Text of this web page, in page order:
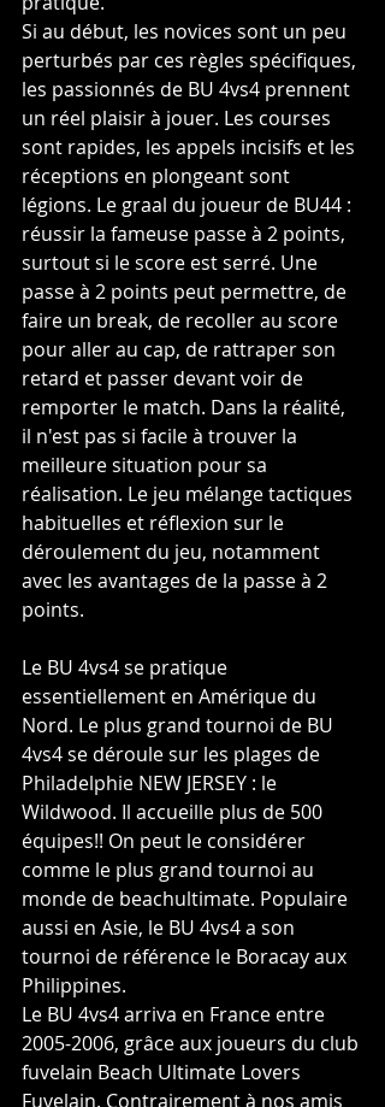
Si au début, les novices sont un peu
perturbés par ces règles spécifiques,
les passionnés de BU 4vs4 prennent
un réel plaisir à jouer. Les courses
sont rapides, les appels incisifs et les
réceptions en plongeant sont
légions. Le graal du joueur de BU44 :
réussir la fameuse passe à 2 points,
surtout si le score est serré. Une
passe à 2 points peut permettre, de
faire un break, de recoller au score
pour aller au cap, de rattraper son
retard et passer devant voir de
remporter le match. Dans la réalité,
il n'est pas si facile à trouver la
meilleure situation pour sa
réalisation. Le jeu mélange tactiques
habituelles et réflexion sur le
déroulement du jeu, notamment
avec les avantages de la passe à 2
points.
Le BU 4vs4 se pratique
essentiellement en Amérique du
Nord. Le plus grand tournoi de BU
4vs4 se déroule sur les plages de
Philadelphie NEW JERSEY : le
Wildwood. Il accueille plus de 500
équipes!! On peut le considérer
comme le plus grand tournoi au
monde de beachultimate. Populaire
aussi en Asie, le BU 4vs4 a son
tournoi de référence le Boracay aux
Philippines.
Le BU 4vs4 arriva en France entre
2005-2006, grâce aux joueurs du club
fuvelain Beach Ultimate Lovers
Fuvelain. Contrairement à nos amis